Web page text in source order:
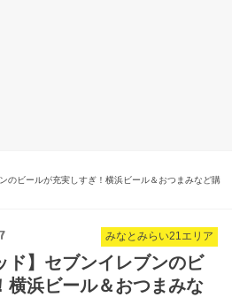
のビールが充実しすぎ！横浜ビール＆おつまみなど購
みなとみらい21エリア
ド】セブンイレブンのビ
横浜ビール＆おつまみな